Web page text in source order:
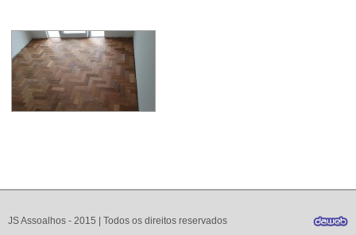
JS Assoalhos - 2015 | Todos os direitos reservados